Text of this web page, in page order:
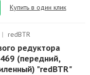
Купить в один клик
| redBTR
редуктора
(передний,
"redBTR"